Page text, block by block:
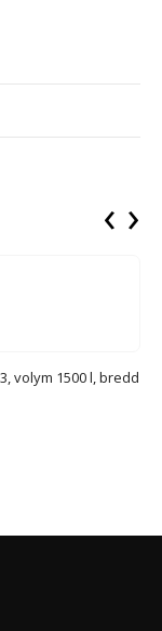
volym 1500 l, bredd
‹ ›